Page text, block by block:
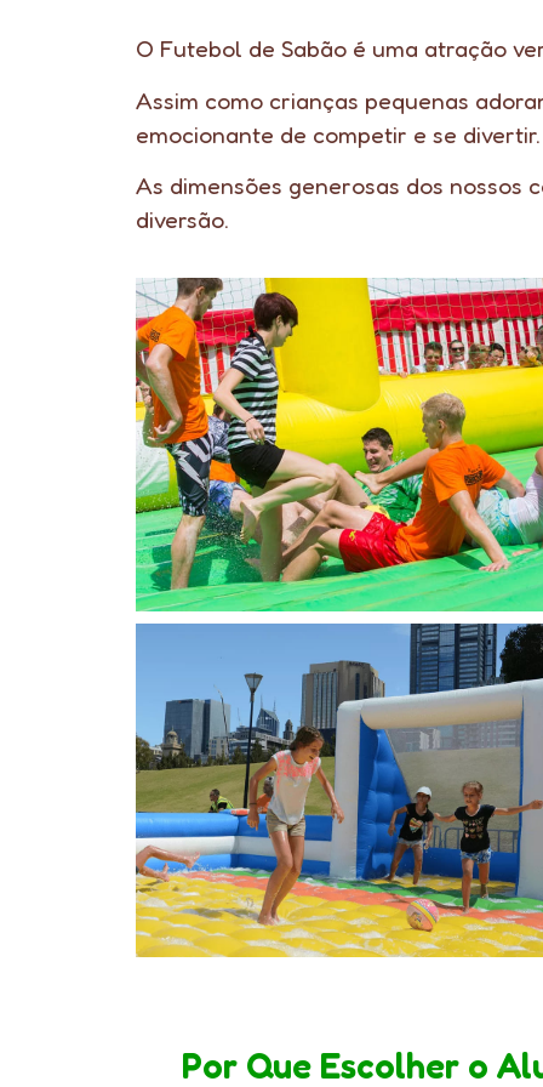
O Futebol de Sabão é uma atração
Assim como crianças pequenas
emocionante de competir e se
As dimensões generosas dos nossos
diversão.
Por Que Escolher o